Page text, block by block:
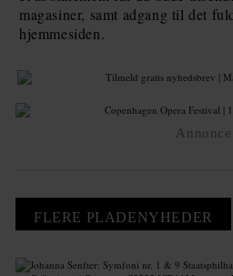
magasiner, samt adgang til det
hjemmesiden.
Annonce
FLERE PLADENYHEDER